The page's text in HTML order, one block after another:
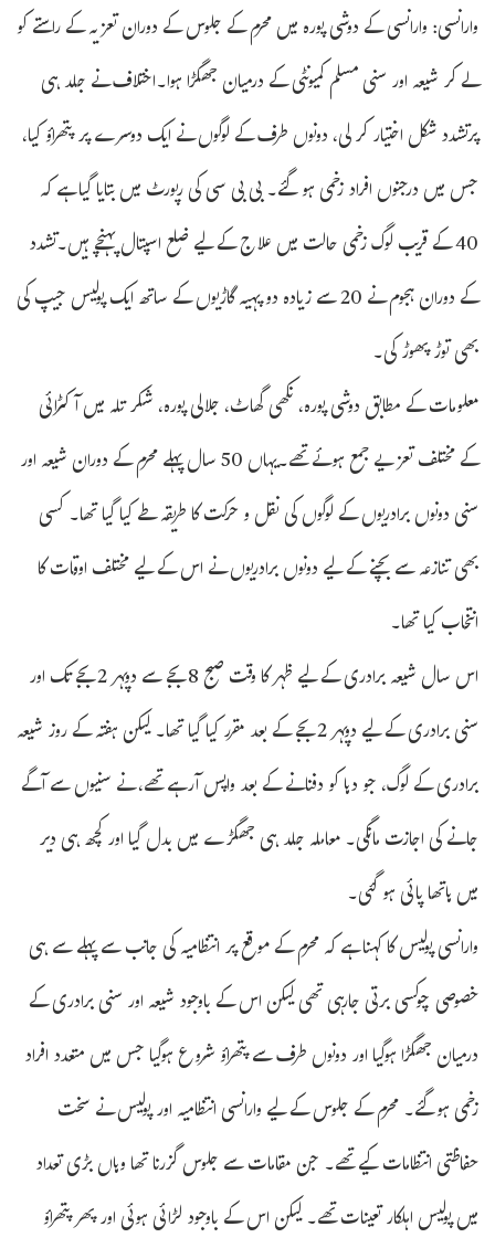
وارانسی: وارانسی کے دوشی پورہ میں محرم کے جلوس کے دوران تعزیہ کے راستے کو
لے کر شیعہ اور سنی مسلم کمیونٹی کے درمیان جھگڑا ہوا۔اختلاف نے جلد ہی
پرتشدد شکل اختیار کر لی، دونوں طرف کے لوگوں نے ایک دوسرے پر پتھراؤ کیا،
جس میں درجنوں افراد زخمی ہو گئے۔ بی بی سی کی رپورٹ میں بتایا گیا ہے کہ
40 کے قریب لوگ زخمی حالت میں علاج کے لیے ضلع اسپتال پہنچے ہیں۔تشدد
کے دوران ہجوم نے 20 سے زیادہ دو پہیہ گاڑیوں کے ساتھ ایک پولیس جیپ کی
بھی توڑ پھوڑ کی۔
معلومات کے مطابق دوشی پورہ، نکھی گھاٹ، جلالی پورہ، شکر تلہ میں آکٹرائی
کے مختلف تعزیے جمع ہوئے تھے۔یہاں 50 سال پہلے محرم کے دوران شیعہ اور
سنی دونوں برادریوں کے لوگوں کی نقل و حرکت کا طریقہ طے کیا گیا تھا۔ کسی
بھی تنازعہ سے بچنے کے لیے دونوں برادریوں نے اس کے لیے مختلف اوقات کا
انتخاب کیا تھا۔
اس سال شیعہ برادری کے لیے ظہر کا وقت صبح 8 بجے سے دوپہر 2 بجے تک اور
سنی برادری کے لیے دوپہر 2 بجے کے بعد مقرر کیا گیا تھا۔ لیکن ہفتہ کے روز شیعہ
برادری کے لوگ، جو دہا کو دفنانے کے بعد واپس آرہے تھے، نے سنیوں سے آگے
جانے کی اجازت مانگی۔ معاملہ جلد ہی جھگڑے میں بدل گیا اور کچھ ہی دیر
میں ہاتھا پائی ہو گئی۔
وارانسی پولیس کا کہنا ہے کہ محرم کے موقع پر انتظامیہ کی جانب سے پہلے سے ہی
خصوصی چوکسی برتی جارہی تھی لیکن اس کے باوجود شیعہ اور سنی برادری کے
درمیان جھگڑا ہوگیا اور دونوں طرف سے پتھراؤ شروع ہوگیا جس میں متعدد افراد
زخمی ہوگئے۔ محرم کے جلوس کے لیے وارانسی انتظامیہ اور پولیس نے سخت
حفاظتی انتظامات کیے تھے۔ جن مقامات سے جلوس گزرنا تھا وہاں بڑی تعداد
میں پولیس اہلکار تعینات تھے۔ لیکن اس کے باوجود لڑائی ہوئی اور پھر پتھراؤ